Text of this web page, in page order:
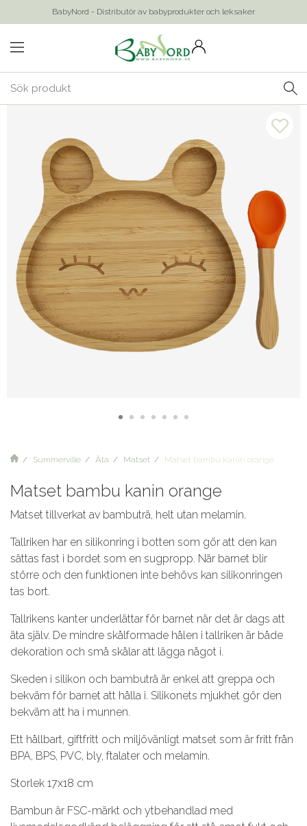
BabyNord - Distributör av babyprodukter och leksaker
Summerville Äta Matset Matset bambu kanin orange
Matset bambu kanin orange
Matset tillverkat av bambuträ, helt utan melamin.
Tallriken har en silikonring i botten som gör att den kan
sättas fast i bordet som en sugpropp. När barnet blir
större och den funktionen inte behövs kan silikonringen
tas bort.
Tallrikens kanter underlättar för barnet när det är dags att
äta själv. De mindre skålformade hålen i tallriken är både
dekoration och små skålar att lägga något i.
Skeden i silikon och bambuträ är enkel att greppa och
bekväm för barnet att hålla i. Silikonets mjukhet gör den
bekväm att ha i munnen.
Ett hållbart, giftfritt och miljövänligt matset som är fritt från
BPA, BPS, PVC, bly, ftalater och melamin.
Storlek 17x18 cm
Bambun är FSC-märkt och ytbehandlad med